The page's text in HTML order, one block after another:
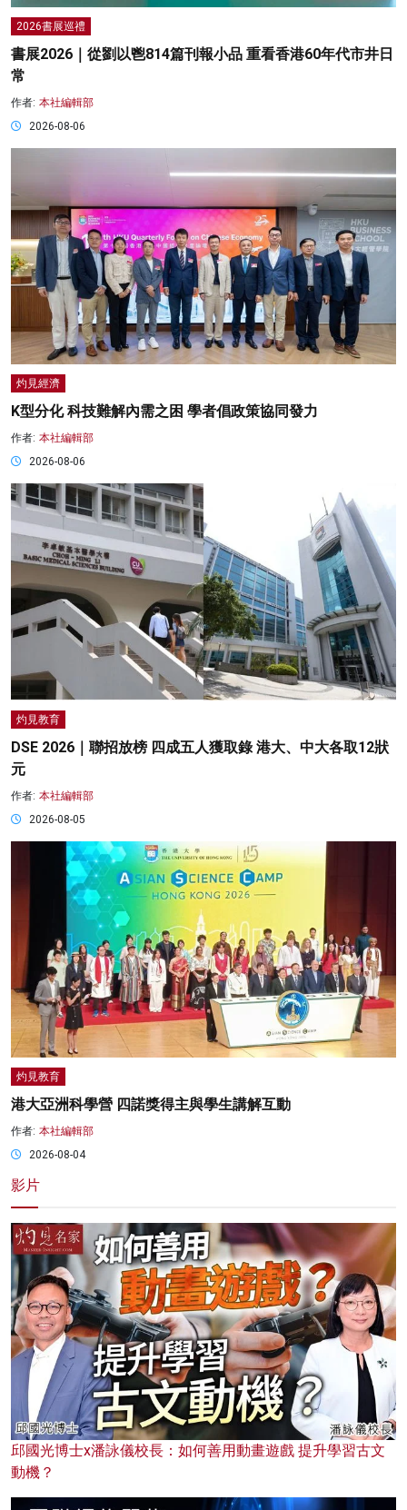
2026書展巡禮
書展2026｜從劉以鬯814篇刊報小品 重看香港60年代市井日
常
作者: 本社編輯部
2026-08-06
灼見經濟
K型分化 科技難解內需之困 學者倡政策協同發力
作者: 本社編輯部
2026-08-06
灼見教育
DSE 2026｜聯招放榜 四成五人獲取錄 港大、中大各取12狀
元
作者: 本社編輯部
2026-08-05
灼見教育
港大亞洲科學營 四諾獎得主與學生講解互動
作者: 本社編輯部
2026-08-04
影片
邱國光博士x潘詠儀校長：如何善用動畫遊戲 提升學習古文
動機？